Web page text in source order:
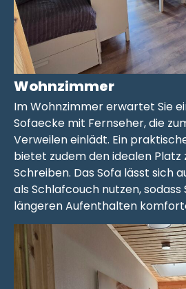
Wohnzimmer
Im Wohnzimmer erwartet Sie
Sofaecke mit Fernseher, die
Verweilen einlädt. Ein
bietet zudem den idealen
Schreiben. Das Sofa lässt sich
als Schlafcouch nutzen, sodass
längeren Aufenthalten